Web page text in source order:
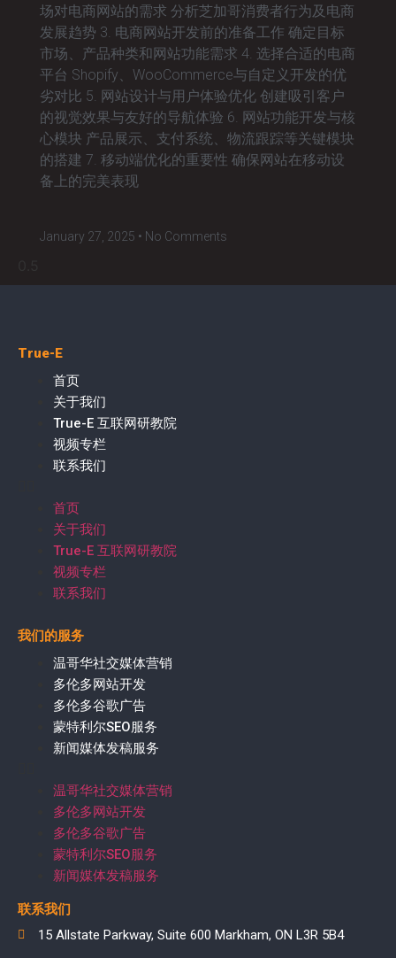
场对电商网站的需求 分析芝加哥消费者行为及电商
发展趋势 3. 电商网站开发前的准备工作 确定目标
市场、产品种类和网站功能需求 4. 选择合适的电商
平台 Shopify、WooCommerce与自定义开发的优
劣对比 5. 网站设计与用户体验优化 创建吸引客户
的视觉效果与友好的导航体验 6. 网站功能开发与核
心模块 产品展示、支付系统、物流跟踪等关键模块
的搭建 7. 移动端优化的重要性 确保网站在移动设
备上的完美表现
January 27, 2025 No Comments
True-E
首页
关于我们
True-E 互联网研教院
视频专栏
联系我们
首页
关于我们
True-E 互联网研教院
视频专栏
联系我们
我们的服务
温哥华社交媒体营销
多伦多网站开发
多伦多谷歌广告
蒙特利尔SEO服务
新闻媒体发稿服务
温哥华社交媒体营销
多伦多网站开发
多伦多谷歌广告
蒙特利尔SEO服务
新闻媒体发稿服务
联系我们
15 Allstate Parkway, Suite 600 Markham, ON L3R 5B4